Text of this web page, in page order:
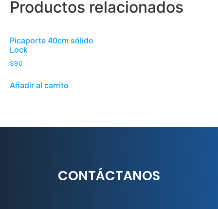
Productos relacionados
Picaporte 40cm sólido
Lock
$90
Añadir al carrito
CONTÁCTANOS